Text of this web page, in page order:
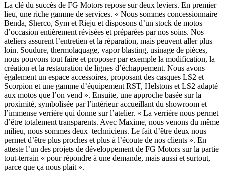
La clé du succès de FG Motors repose sur deux leviers. En premier
lieu, une riche gamme de services. « Nous sommes concessionnaire
Benda, Sherco, Sym et Rieju et disposons d’un stock de motos
d’occasion entièrement révisées et préparées par nos soins. Nos
ateliers assurent l’entretien et la réparation, mais peuvent aller plus
loin. Soudure, thermolaquage, vapor blasting, usinage de pièces,
nous pouvons tout faire et proposer par exemple la modification, la
création et la restauration de lignes d’échappement. Nous avons
également un espace accessoires, proposant des casques LS2 et
Scorpion et une gamme d’équipement RST, Helstons et LS2 adapté
aux motos que l’on vend ». Ensuite, une approche basée sur la
proximité, symbolisée par l’intérieur accueillant du showroom et
l’immense verrière qui donne sur l’atelier. « La verrière nous permet
d’être totalement transparents. Avec Maxime, nous venons du même
milieu, nous sommes deux techniciens. Le fait d’être deux nous
permet d’être plus proches et plus à l’écoute de nos clients ». En
atteste l’un des projets de développement de FG Motors sur la partie
tout-terrain « pour répondre à une demande, mais aussi et surtout,
parce que ça nous plait ».